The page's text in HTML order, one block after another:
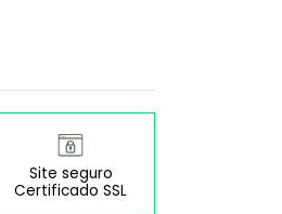
Site seguro
Certificado SSL